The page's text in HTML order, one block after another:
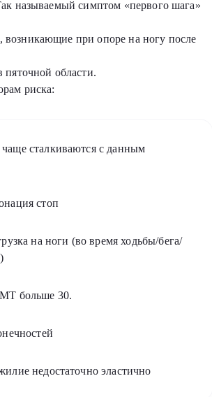
называемый симптом «первого шага»
при опоре на ногу после
пяточной области.
риска:
сталкиваются с данным
стоп
на ноги (во время ходьбы/бега/
больше 30.
недостаточно эластично